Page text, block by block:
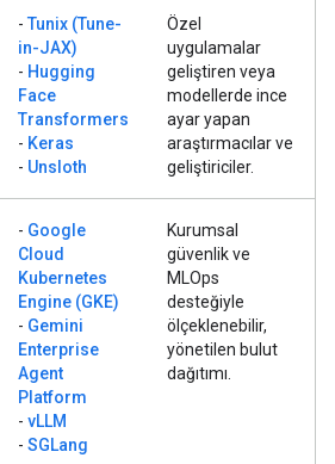
- Tunix (Tune-
in-JAX)
- Hugging
Face
Transformers
- Keras
- Unsloth
Özel
uygulamalar
geliştiren veya
modellerde ince
ayar yapan
araştırmacılar ve
geliştiriciler.
- Google
Cloud
Kubernetes
Engine (GKE)
- Gemini
Enterprise
Agent
Platform
- vLLM
- SGLang
Kurumsal
güvenlik ve
MLOps
desteğiyle
ölçeklenebilir,
yönetilen bulut
dağıtımı.